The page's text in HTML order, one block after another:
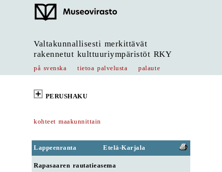
Valtakunnallisesti merkittävät
rakennetut kulttuuriympäristöt RKY
på svenska tietoa palvelusta palaute
PERUSHAKU
kohteet maakunnittain
Lappeenranta Etelä-Karjala
Rapasaaren rautatieasema